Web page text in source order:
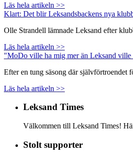
Läs hela artikeln >>
Klart: Det blir Leksandsbackens nya
Olle Strandell lämnade Leksand efter
Läs hela artikeln >>
"MoDo ville ha mig mer än Leksand
Efter en tung säsong där
Läs hela artikeln >>
Leksand Times
Välkommen till Leksand Times!
Stolt supporter